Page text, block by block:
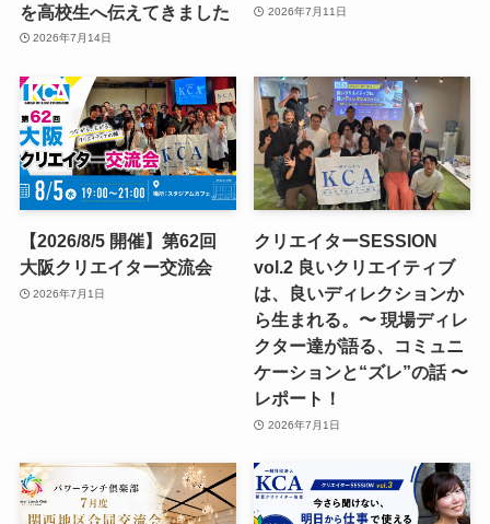
を高校生へ伝えてきました
2026年7月14日
2026年7月11日
【2026/8/5 開催】第62回
大阪クリエイター交流会
2026年7月1日
クリエイターSESSION
vol.2 良いクリエイティブ
は、良いディレクションか
ら生まれる。〜 現場ディレ
クター達が語る、コミュニ
ケーションと“ズレ”の話 〜
レポート！
2026年7月1日